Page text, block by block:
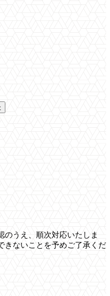
のうえ、順次対応いたしま
きないことを予めご了承くだ